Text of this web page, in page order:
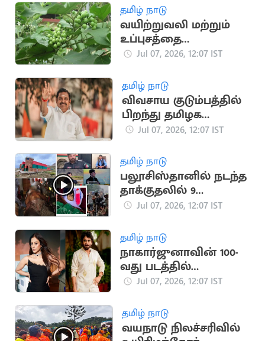
தமிழ் நாடு
வயிற்றுவலி மற்றும்
உப்புசத்தை
குணமாக்கும்
Jul 07, 2026, 12:07 IST
தமிழ் நாடு
விவசாய குடும்பத்தில்
பிறந்து தமிழக
முதலமைச்சரான
வரலாறு
Jul 07, 2026, 12:07 IST
தமிழ் நாடு
பலூசிஸ்தானில் நடந்த
தாக்குதலில் 9
காவலர்கள் பலி
Jul 07, 2026, 12:07 IST
தமிழ் நாடு
நாகார்ஜுனாவின் 100-
வது படத்தில்
வில்லியாக நடிக்கும்
Jul 07, 2026, 12:07 IST
தமிழ் நாடு
வயநாடு நிலச்சரிவில்